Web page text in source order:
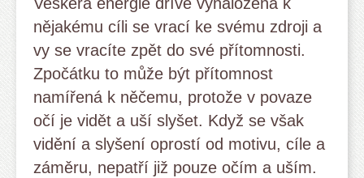
nějakému cíli se vrací ke svému zdroji a
vy se vracíte zpět do své přítomnosti.
Zpočátku to může být přítomnost
namířená k něčemu, protože v povaze
očí je vidět a uší slyšet. Když se však
vidění a slyšení oprostí od motivu, cíle a
záměru, nepatří již pouze očím a uším.